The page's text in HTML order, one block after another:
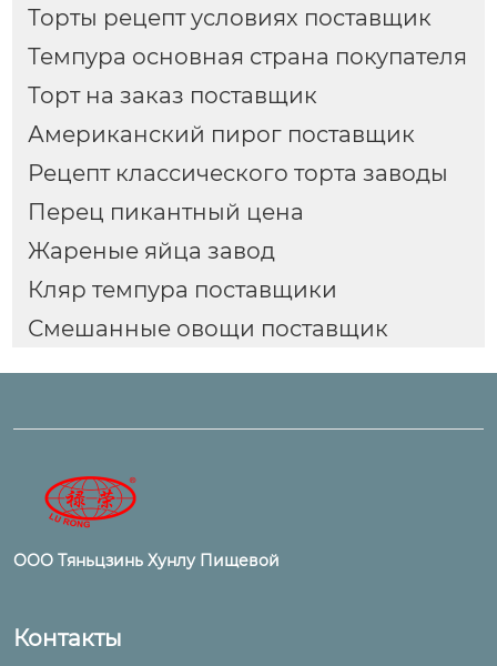
Торты рецепт условиях поставщик
Темпура основная страна покупателя
Торт на заказ поставщик
Американский пирог поставщик
Рецепт классического торта заводы
Перец пикантный цена
Жареные яйца завод
Кляр темпура поставщики
Смешанные овощи поставщик
ООО Тяньцзинь Хунлу Пищевой
Контакты